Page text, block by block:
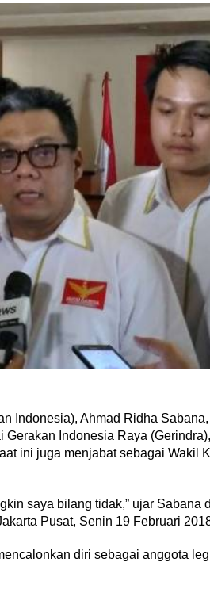
Indonesia), Ahmad Ridha
Indonesia Raya
ini juga menjabat sebagai Wakil
saya bilang tidak,” ujar Sabana
Pusat, Senin 19 Februari
diri sebagai anggota